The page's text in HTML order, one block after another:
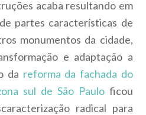
acaba resultando em
partes características de
monumentos da cidade,
e adaptação a
da reforma da fachada do
sul de São Pauloficou
radical para